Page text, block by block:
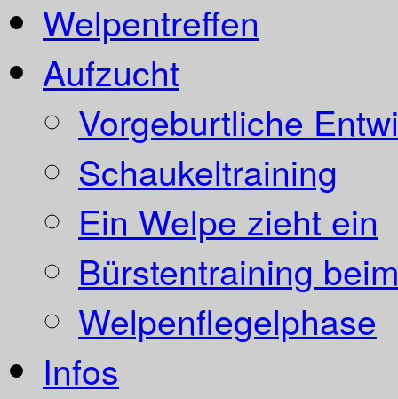
Welpentreffen
Aufzucht
Vorgeburtliche
Schaukeltraining
Ein Welpe zieht ein
Bürstentraining
Welpenflegelphase
Infos